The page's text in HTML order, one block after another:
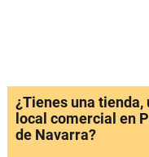
¿Tienes una tienda,
local comercial en
de Navarra?